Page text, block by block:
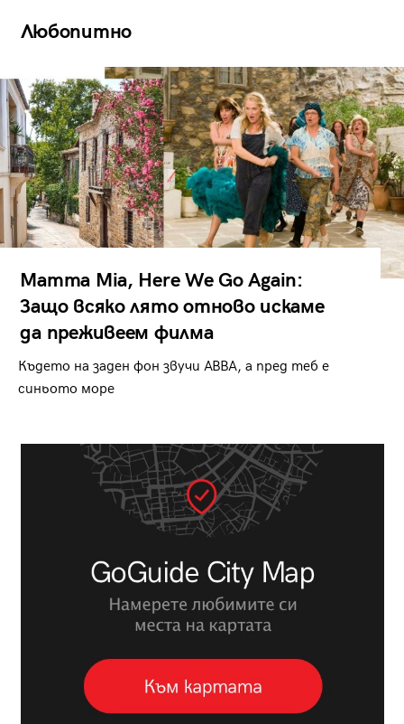
Любопитно
Mamma Mia, Here We Go Again:
Защо всяко лято отново искаме
да преживеем филма
Където на заден фон звучи ABBA, а пред теб е
синьото море